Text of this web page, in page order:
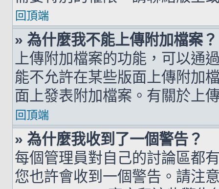
回頂端
» 為什麼我不能上傳附加檔案？
上傳附加檔案的功能，可以通
能不允許在某些版面上傳附加
面上發表附加檔案。有關於上
回頂端
» 為什麼我收到了一個警告？
每個管理員對自己的討論區都
您也許會收到一個警告。請注